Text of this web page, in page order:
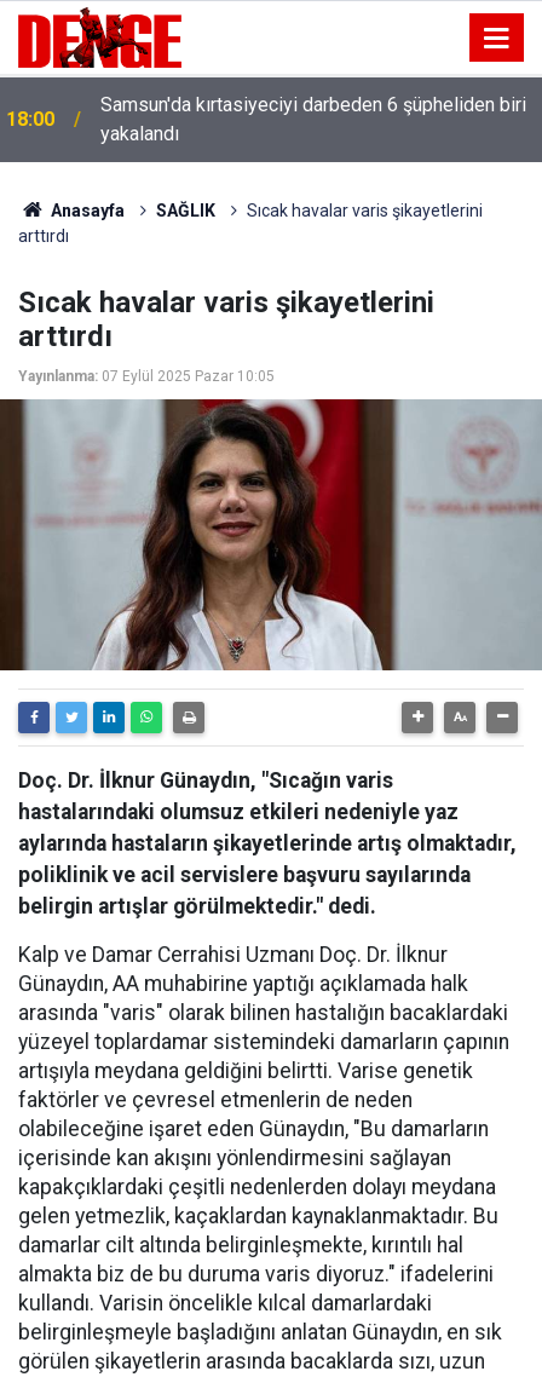
18:00
Samsun'da kırtasiyeciyi darbeden 6 şüpheliden biri
yakalandı
Anasayfa SAĞLIK
Sıcak havalar varis şikayetlerini
arttırdı
Sıcak havalar varis şikayetlerini
arttırdı
Yayınlanma: 07 Eylül 2025 Pazar 10:05
Doç. Dr. İlknur Günaydın, "Sıcağın varis
hastalarındaki olumsuz etkileri nedeniyle yaz
aylarında hastaların şikayetlerinde artış olmaktadır,
poliklinik ve acil servislere başvuru sayılarında
belirgin artışlar görülmektedir." dedi.
Kalp ve Damar Cerrahisi Uzmanı Doç. Dr. İlknur
Günaydın, AA muhabirine yaptığı açıklamada halk
arasında "varis" olarak bilinen hastalığın bacaklardaki
yüzeyel toplardamar sistemindeki damarların çapının
artışıyla meydana geldiğini belirtti. Varise genetik
faktörler ve çevresel etmenlerin de neden
olabileceğine işaret eden Günaydın, "Bu damarların
içerisinde kan akışını yönlendirmesini sağlayan
kapakçıklardaki çeşitli nedenlerden dolayı meydana
gelen yetmezlik, kaçaklardan kaynaklanmaktadır. Bu
damarlar cilt altında belirginleşmekte, kırıntılı hal
almakta biz de bu duruma varis diyoruz." ifadelerini
kullandı. Varisin öncelikle kılcal damarlardaki
belirginleşmeyle başladığını anlatan Günaydın, en sık
görülen şikayetlerin arasında bacaklarda sızı, uzun